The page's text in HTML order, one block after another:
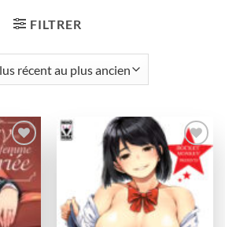
FILTRER
Ajouter
à la
wishlist
Ajouter
à la
wishlist